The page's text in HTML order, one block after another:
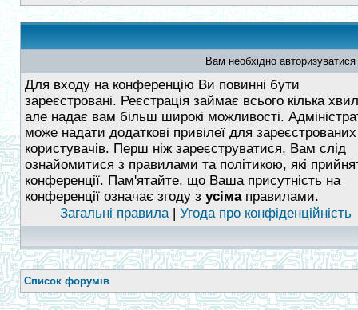
Вам необхідно
Для входу на конференцію Ви повинні бути
зареєстровані. Реєстрація займає всього кілька
але надає вам більш широкі можливості.
може надати додаткові привілеї для зареєстрованих
користувачів. Перш ніж зареєструватися, Вам слід
ознайомитися з правилами та політикою, які
конференції. Пам'ятайте, що Ваша присутність на
конференції означає згоду з усімаправилами.
Загальні правила| Угода про конфіденційність
Список форумів